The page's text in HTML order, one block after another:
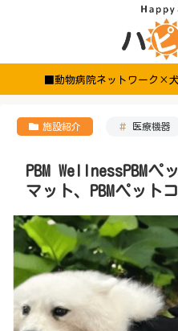
■動物病院ネットワーク×
施設紹介 医療機器
PBM WellnessPBMペ
マット、PBMペット